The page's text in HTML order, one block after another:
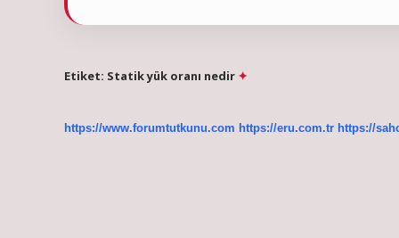
Etiket: Statik yük oranı nedir
https://www.forumtutkunu.com https://eru.com.tr https://